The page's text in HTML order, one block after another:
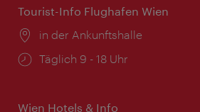
Tourist-Info Flughafen Wien
Ort:
in der Ankunftshalle
Öffnungszeiten:
Täglich 9 - 18 Uhr
Wien Hotels & Info